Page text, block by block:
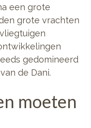
een grote
grote vrachten
gedomineerd
de Dani.
moeten